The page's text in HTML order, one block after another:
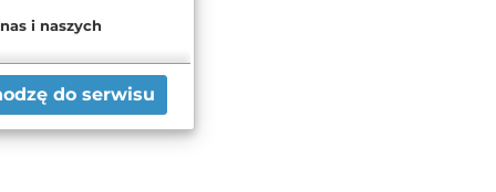
i
i naszych
możesz też
się więcej lub
zaawansowanych”.
w
do serwisu